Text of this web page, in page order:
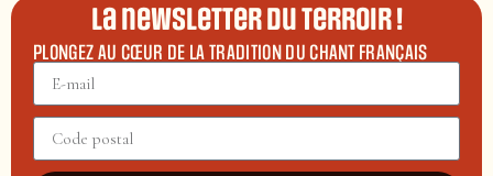
La newsletter du terroir !
PLONGEZ AU CŒUR DE LA TRADITION DU CHANT FRANÇAIS